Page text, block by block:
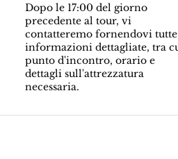
Dopo le 17:00 del giorno
precedente al tour, vi
contatteremo fornendovi
informazioni dettagliate, tra
punto d'incontro, orario e
dettagli sull'attrezzatura
necessaria.